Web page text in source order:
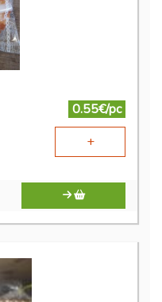
0.55€/pc
+